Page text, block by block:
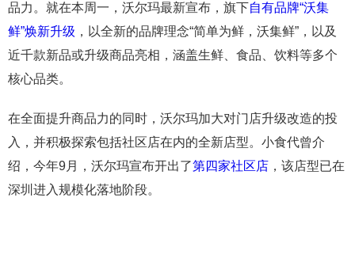
品力。就在本周一，沃尔玛最新宣布，旗下自有品牌“沃集
鲜”焕新升级 ，以全新的品牌理念“简单为鲜，沃集鲜”，以及
近千款新品或升级商品亮相，涵盖生鲜、食品、饮料等多个
核心品类。
在全面提升商品力的同时，沃尔玛加大对门店升级改造的投
入，并积极探索包括社区店在内的全新店型。小食代曾介
绍，今年9月，沃尔玛宣布开出了第四家社区店 ，该店型已在
深圳进入规模化落地阶段。